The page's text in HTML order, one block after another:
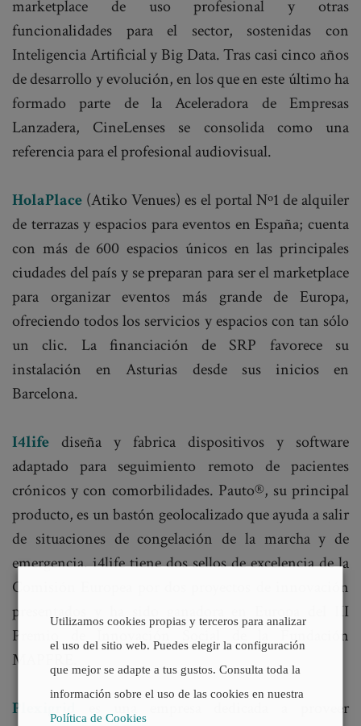
marketplace de uso profesional y otras
funcionalidades para el sector, sostenidas con
Inteligencia Artificial y Big Data. Tras casi cinco años
de desarrollo y evolución, en los que en este último ha
formado parte de la Aceleradora de Empresas
Lanzadera, CineLenses se consolida como una
referencia para el profesional audiovisual.
HolaPlace (Atiko Venues) es el portal Nº1 de alquiler
de terrazas y espacios para eventos en España; cuenta
con más de 600 espacios únicos en las principales
ciudades del país y se preparan para ser el marketplace
para organizar eventos más grande de Europa,
ofreciendo todos los servicios y espacios con tan sólo
un clic. La financiación de SRP favorece su
instalación en Asturias desde sus inicios en
Barcelona.
I4life diseña y fabrica dispositivos y software
adaptado para seguimiento remoto de pacientes
crónicos y con comorbilidades. Pauto®, su principal
producto, es un bastón geolocalizado que ayuda a salir
de situaciones de congelación de la marcha y de
emergencia. i4life tiene dos sellos de excelencia de la
Comisión Europea por dos proyectos de innovación
presentados y ha sido ganadora en Europa del III
Premio de Innovación Social de la Fundación
MAPFRE.
Plexigrid
es una empresa dedicada a proveer
Utilizamos cookies propias y terceros para analizar
el uso del sitio web. Puedes elegir la configuración
que mejor se adapte a tus gustos. Consulta toda la
información sobre el uso de las cookies en nuestra
Política de Cookies